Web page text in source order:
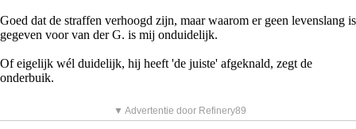
Goed dat de straffen verhoogd zijn, maar waarom er geen levenslang is
gegeven voor van der G. is mij onduidelijk.
Of eigelijk wél duidelijk, hij heeft 'de juiste' afgeknald, zegt de
onderbuik.
▼ Advertentie door Refinery89